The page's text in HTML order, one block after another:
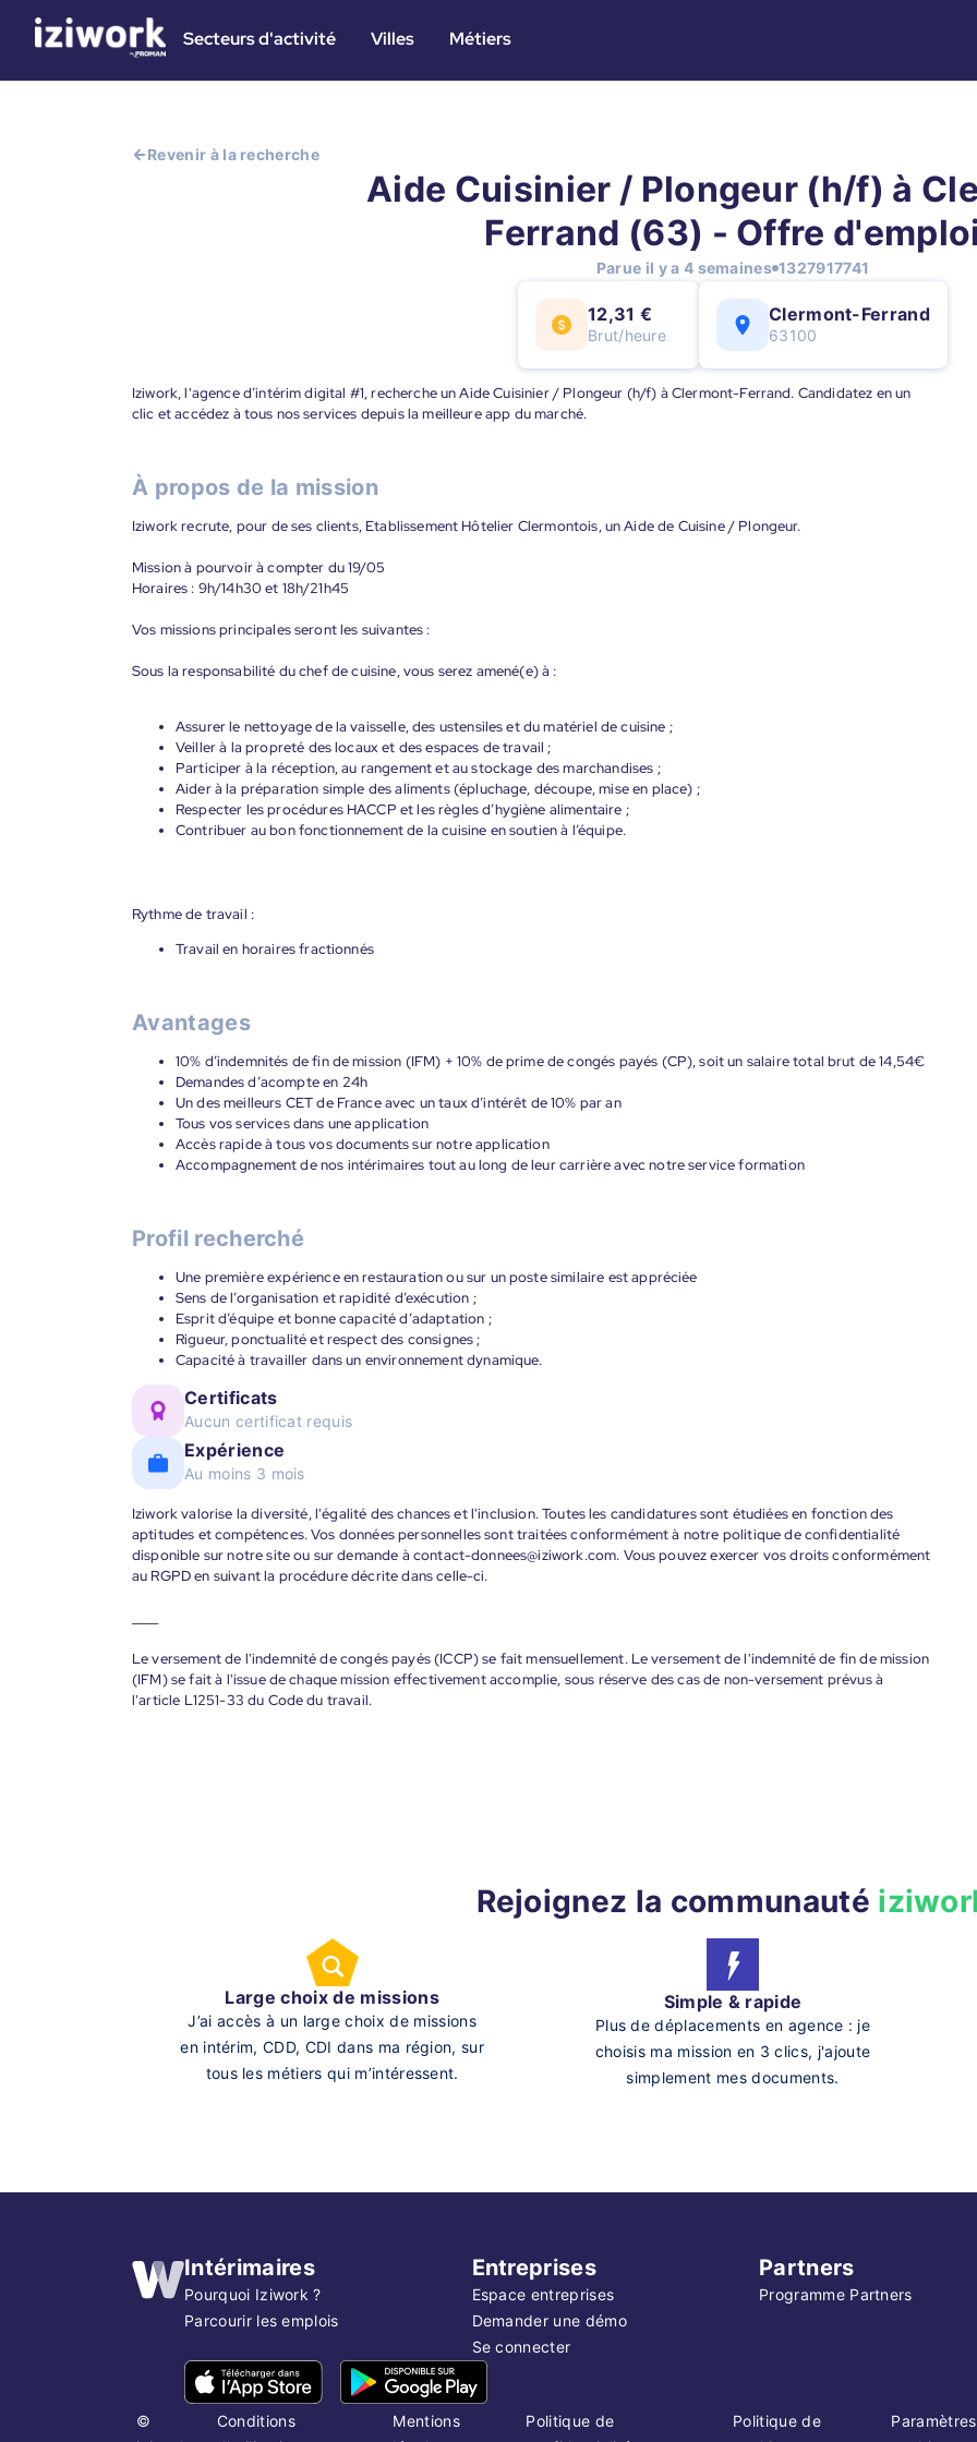
Secteurs d'activité Villes Métiers
Revenir à la recherche
Aide Cuisinier / Plongeur (h/f) à
Ferrand (63) - Offre
Parue il y a 4 semaines 1327917741
12,31 €
Brut/heure
Clermont-Ferrand
63100
Iziwork, l'agence d’intérim digital #1, recherche un Aide Cuisinier / Plongeur (h/f) à Clermont-Ferrand. Candidatez en un
clic et accédez à tous nos services depuis la meilleure app du marché.
À propos de la mission
Iziwork recrute, pour de ses clients, Etablissement Hôtelier Clermontois, un Aide de Cuisine / Plongeur.
Mission à pourvoir à compter du 19/05
Horaires : 9h/14h30 et 18h/21h45
Vos missions principales seront les suivantes :
Sous la responsabilité du chef de cuisine, vous serez amené(e) à :
Assurer le nettoyage de la vaisselle, des ustensiles et du matériel de cuisine ;
Veiller à la propreté des locaux et des espaces de travail ;
Participer à la réception, au rangement et au stockage des marchandises ;
Aider à la préparation simple des aliments (épluchage, découpe, mise en place) ;
Respecter les procédures HACCP et les règles d’hygiène alimentaire ;
Contribuer au bon fonctionnement de la cuisine en soutien à l’équipe.
Rythme de travail :
Travail en horaires fractionnés
Avantages
10% d’indemnités de fin de mission (IFM) + 10% de prime de congés payés (CP), soit un salaire total brut de 14,54€
Demandes d’acompte en 24h
Un des meilleurs CET de France avec un taux d’intérêt de 10% par an
Tous vos services dans une application
Accès rapide à tous vos documents sur notre application
Accompagnement de nos intérimaires tout au long de leur carrière avec notre service formation
Profil recherché
Une première expérience en restauration ou sur un poste similaire est appréciée
Sens de l’organisation et rapidité d’exécution ;
Esprit d’équipe et bonne capacité d’adaptation ;
Rigueur, ponctualité et respect des consignes ;
Capacité à travailler dans un environnement dynamique.
Certificats
Aucun certificat requis
Expérience
Au moins 3 mois
Iziwork valorise la diversité, l'égalité des chances et l'inclusion. Toutes les candidatures sont étudiées en fonction des
aptitudes et compétences. Vos données personnelles sont traitées conformément à notre politique de confidentialité
disponible sur notre site ou sur demande à contact-donnees@iziwork.com. Vous pouvez exercer vos droits conformément
au RGPD en suivant la procédure décrite dans celle-ci.
Le versement de l'indemnité de congés payés (ICCP) se fait mensuellement. Le versement de l'indemnité de fin de mission
(IFM) se fait à l'issue de chaque mission effectivement accomplie, sous réserve des cas de non-versement prévus à
l'article L1251-33 du Code du travail.
Rejoignez la communauté
Large choix de missions
J’ai accès à un large choix de missions
en intérim, CDD, CDI dans ma région, sur
tous les métiers qui m’intéressent.
Simple & rapide
Plus de déplacements en agence : je
choisis ma mission en 3 clics, j'ajoute
simplement mes documents.
Intérimaires
Pourquoi Iziwork ?
Parcourir les emplois
Entreprises
Espace entreprises
Demander une démo
Se connecter
Partners
Programme Partners
©
Conditions
Mentions
Politique de
Politique de